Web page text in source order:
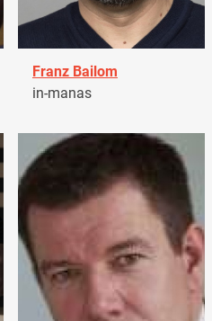
Franz Bailom
in-manas